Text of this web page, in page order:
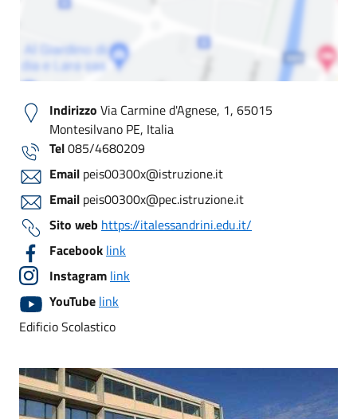
Indirizzo Via Carmine d'Agnese, 1, 65015
Montesilvano PE, Italia
Tel085/4680209
Email peis00300x@istruzione.it
Email peis00300x@pec.istruzione.it
Sito web https://italessandrini.edu.it/
Facebook link
Instagram link
YouTube link
Edificio Scolastico